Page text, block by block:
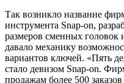
Так возникло название
инструмента Snap-on,
размеров сменных головок
давало механику
вариантов ключей. «Пять
стало девизом Snap-on.
продажам более 500